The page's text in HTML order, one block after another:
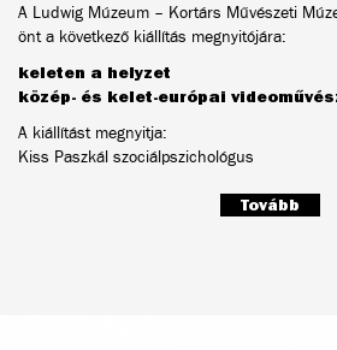
A Ludwig Múzeum – Kortárs Művészeti
önt a következő kiállítás megnyitójára:
keleten a helyzet
közép- és kelet-európai
A kiállítást megnyitja:
Kiss Paszkál szociálpszichológus
Tovább